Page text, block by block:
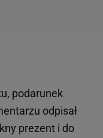
podarunek
odpisał
prezent i do